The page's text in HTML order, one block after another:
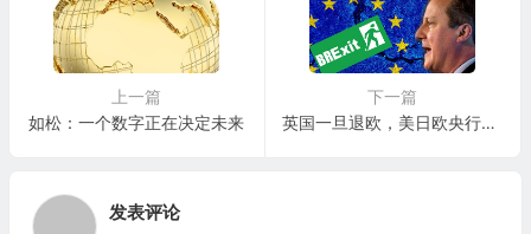
上一篇
如松：一个数字正在决定未来
下一篇
英国一旦退欧，美日欧央行将联手“紧急托市”
发表评论